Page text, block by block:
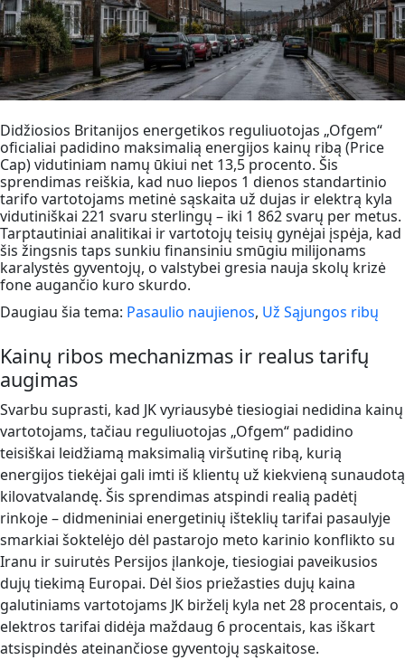
Didžiosios Britanijos energetikos reguliuotojas „Ofgem“
oficialiai padidino maksimalią energijos kainų ribą (Price
Cap) vidutiniam namų ūkiui net 13,5 procento. Šis
sprendimas reiškia, kad nuo liepos 1 dienos standartinio
tarifo vartotojams metinė sąskaita už dujas ir elektrą kyla
vidutiniškai 221 svaru sterlingų – iki 1 862 svarų per metus.
Tarptautiniai analitikai ir vartotojų teisių gynėjai įspėja, kad
šis žingsnis taps sunkiu finansiniu smūgiu milijonams
karalystės gyventojų, o valstybei gresia nauja skolų krizė
fone augančio kuro skurdo.
Daugiau šia tema: Pasaulio naujienos, Už Sąjungos ribų
Kainų ribos mechanizmas ir realus tarifų
augimas
Svarbu suprasti, kad JK vyriausybė tiesiogiai nedidina kainų
vartotojams, tačiau reguliuotojas „Ofgem“ padidino
teisiškai leidžiamą maksimalią viršutinę ribą, kurią
energijos tiekėjai gali imti iš klientų už kiekvieną sunaudotą
kilovatvalandę. Šis sprendimas atspindi realią padėtį
rinkoje – didmeniniai energetinių išteklių tarifai pasaulyje
smarkiai šoktelėjo dėl pastarojo meto karinio konflikto su
Iranu ir suirutės Persijos įlankoje, tiesiogiai paveikusios
dujų tiekimą Europai. Dėl šios priežasties dujų kaina
galutiniams vartotojams JK birželį kyla net 28 procentais, o
elektros tarifai didėja maždaug 6 procentais, kas iškart
atsispindės ateinančiose gyventojų sąskaitose.